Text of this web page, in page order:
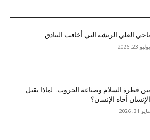
ناجي العلي الريشة التي أخافت البنادق
يوليو 23, 2026
بين فطرة السلام وصناعة الحروب.. لماذا يقتل
الإنسان أخاه الإنسان؟
مايو 31, 2026